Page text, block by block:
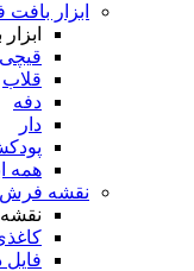
ابزار
قیچی
قلاب
دفه
دار
همه
نقشه فرش
فایل